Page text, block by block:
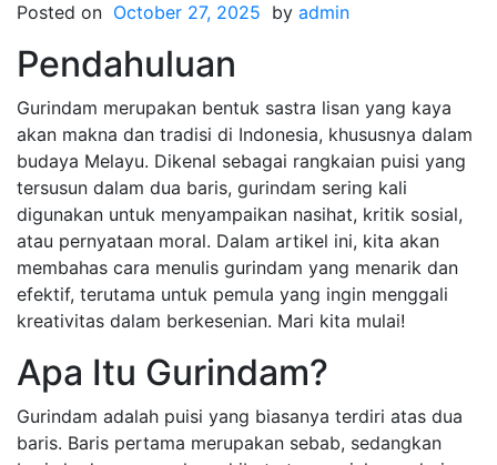
Posted on October 27, 2025 by admin
Pendahuluan
Gurindam merupakan bentuk sastra lisan yang kaya
akan makna dan tradisi di Indonesia, khususnya dalam
budaya Melayu. Dikenal sebagai rangkaian puisi yang
tersusun dalam dua baris, gurindam sering kali
digunakan untuk menyampaikan nasihat, kritik sosial,
atau pernyataan moral. Dalam artikel ini, kita akan
membahas cara menulis gurindam yang menarik dan
efektif, terutama untuk pemula yang ingin menggali
kreativitas dalam berkesenian. Mari kita mulai!
Apa Itu Gurindam?
Gurindam adalah puisi yang biasanya terdiri atas dua
baris. Baris pertama merupakan sebab, sedangkan